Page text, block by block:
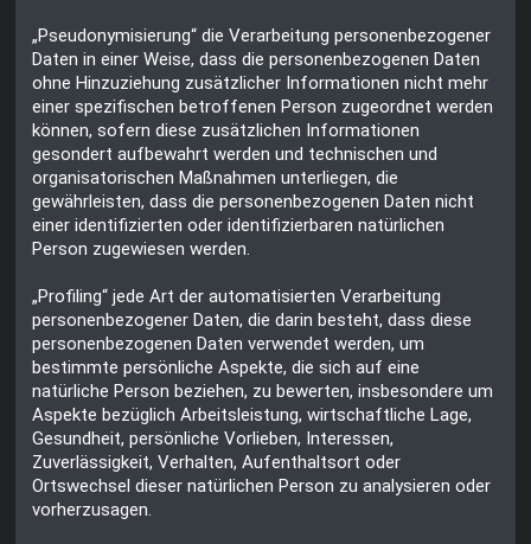
„Pseudonymisierung“ die Verarbeitung personenbezogener
Daten in einer Weise, dass die personenbezogenen Daten
ohne Hinzuziehung zusätzlicher Informationen nicht mehr
einer spezifischen betroffenen Person zugeordnet werden
können, sofern diese zusätzlichen Informationen
gesondert aufbewahrt werden und technischen und
organisatorischen Maßnahmen unterliegen, die
gewährleisten, dass die personenbezogenen Daten nicht
einer identifizierten oder identifizierbaren natürlichen
Person zugewiesen werden.
„Profiling“ jede Art der automatisierten Verarbeitung
personenbezogener Daten, die darin besteht, dass diese
personenbezogenen Daten verwendet werden, um
bestimmte persönliche Aspekte, die sich auf eine
natürliche Person beziehen, zu bewerten, insbesondere um
Aspekte bezüglich Arbeitsleistung, wirtschaftliche Lage,
Gesundheit, persönliche Vorlieben, Interessen,
Zuverlässigkeit, Verhalten, Aufenthaltsort oder
Ortswechsel dieser natürlichen Person zu analysieren oder
vorherzusagen.